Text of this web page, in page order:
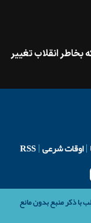
بخاطر انقلاب تغییر
اوقات شرعی RSS
با ذکر منبع بدون مانع